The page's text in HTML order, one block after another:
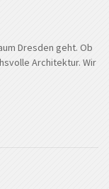
Dresden geht. Ob
Architektur. Wir